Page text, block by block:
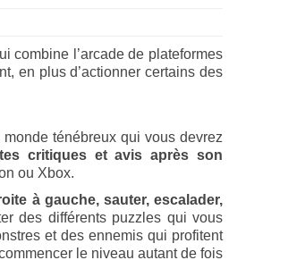
combine l’arcade de plateformes
en plus d’actionner certains des
ténébreux qui vous devrez
critiques et avis après son
ou Xbox.
à gauche, sauter, escalader,
des différents puzzles qui vous
et des ennemis qui profitent
le niveau autant de fois